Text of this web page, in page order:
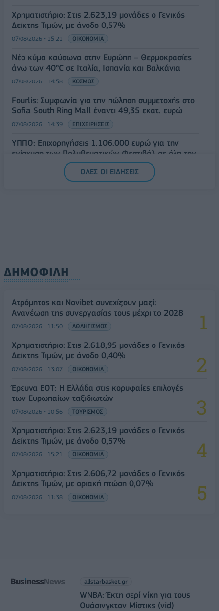
Χρηματιστήριο: Στις 2.623,19 μονάδες ο Γενικός
Δείκτης Τιμών, με άνοδο 0,57%
07/08/2026 - 15:21 ΟΙΚΟΝΟΜΙΑ
Νέο κύμα καύσωνα στην Ευρώπη – Θερμοκρασίες
άνω των 40°C σε Ιταλία, Ισπανία και Βαλκάνια
07/08/2026 - 14:58 ΚΟΣΜΟΣ
Fourlis: Συμφωνία για την πώληση συμμετοχής στο
Sofia South Ring Mall έναντι 49,35 εκατ. ευρώ
07/08/2026 - 14:39 ΕΠΙΧΕΙΡΗΣΕΙΣ
ΥΠΠΟ: Επιχορηγήσεις 1.106.000 ευρώ για την
ενίσχυση των Πολυθεματικών Φεστιβάλ σε όλη την
ΟΛΕΣ ΟΙ ΕΙΔΗΣΕΙΣ
ΔΗΜΟΦΙΛΗ
Ατρόμητος και Novibet συνεχίζουν μαζί:
Ανανέωση της συνεργασίας τους μέχρι το 2028
07/08/2026 - 11:50 ΑΘΛΗΤΙΣΜΟΣ
Χρηματιστήριο: Στις 2.618,95 μονάδες ο Γενικός
Δείκτης Τιμών, με άνοδο 0,40%
07/08/2026 - 13:07 ΟΙΚΟΝΟΜΙΑ
Έρευνα ΕΟΤ: Η Ελλάδα στις κορυφαίες επιλογές
των Ευρωπαίων ταξιδιωτών
07/08/2026 - 10:56 ΤΟΥΡΙΣΜΟΣ
Χρηματιστήριο: Στις 2.623,19 μονάδες ο Γενικός
Δείκτης Τιμών, με άνοδο 0,57%
07/08/2026 - 15:21 ΟΙΚΟΝΟΜΙΑ
Χρηματιστήριο: Στις 2.606,72 μονάδες ο Γενικός
Δείκτης Τιμών, με οριακή πτώση 0,07%
07/08/2026 - 11:38 ΟΙΚΟΝΟΜΙΑ
allstarbasket.gr
WNBA: Έκτη σερί νίκη για τους
Ουάσινγκτον Μίστικς (vid)